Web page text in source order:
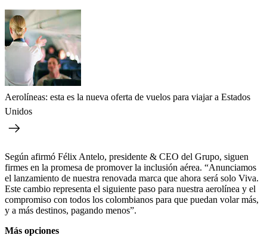
Aerolíneas: esta es la nueva oferta de vuelos para viajar a Estados
Unidos
Según afirmó Félix Antelo, presidente & CEO del Grupo, siguen
firmes en la promesa de promover la inclusión aérea. “Anunciamos
el lanzamiento de nuestra renovada marca que ahora será solo Viva.
Este cambio representa el siguiente paso para nuestra aerolínea y el
compromiso con todos los colombianos para que puedan volar más,
y a más destinos, pagando menos”.
Más opciones